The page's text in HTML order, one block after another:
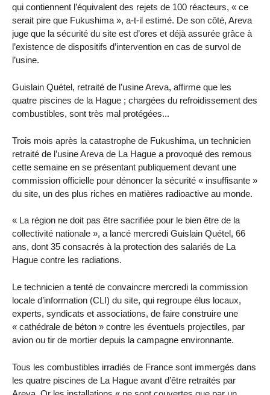
qui contiennent l’équivalent des rejets de 100 réacteurs, « ce
serait pire que Fukushima », a-t-il estimé. De son côté, Areva
juge que la sécurité du site est d’ores et déjà assurée grâce à
l’existence de dispositifs d’intervention en cas de survol de
l’usine.
Guislain Quétel, retraité de l’usine Areva, affirme que les
quatre piscines de la Hague ; chargées du refroidissement des
combustibles, sont très mal protégées...
Trois mois après la catastrophe de Fukushima, un technicien
retraité de l’usine Areva de La Hague a provoqué des remous
cette semaine en se présentant publiquement devant une
commission officielle pour dénoncer la sécurité « insuffisante »
du site, un des plus riches en matières radioactive au monde.
« La région ne doit pas être sacrifiée pour le bien être de la
collectivité nationale », a lancé mercredi Guislain Quétel, 66
ans, dont 35 consacrés à la protection des salariés de La
Hague contre les radiations.
Le technicien a tenté de convaincre mercredi la commission
locale d’information (CLI) du site, qui regroupe élus locaux,
experts, syndicats et associations, de faire construire une
« cathédrale de béton » contre les éventuels projectiles, par
avion ou tir de mortier depuis la campagne environnante.
Tous les combustibles irradiés de France sont immergés dans
les quatre piscines de La Hague avant d’être retraités par